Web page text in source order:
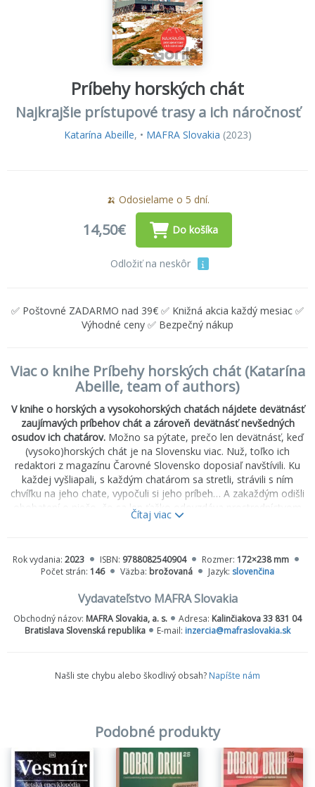
Príbehy horských chát
Najkrajšie prístupové trasy a ich náročnosť
Katarína Abeille, • MAFRA Slovakia (2023)
🍌 Odosielame o 5 dní.
14,50€ Do košíka
Odložiť na neskôr
✅ Poštovné ZADARMO nad 39€ ✅ Knižná akcia každý mesiac ✅
Výhodné ceny ✅ Bezpečný nákup
Viac o knihe Príbehy horských chát (Katarína
Abeille, team of authors)
V knihe o horských a vysokohorských chatách nájdete devätnásť
zaujímavých príbehov chát a zároveň devätnásť nevšedných
osudov ich chatárov. Možno sa pýtate, prečo len devätnásť, keď
(vysoko)horských chát je na Slovensku viac. Nuž, toľko ich
redaktori z magazínu Čarovné Slovensko doposiaľ navštívili. Ku
každej vyšliapali, s každým chatárom sa stretli, strávili s ním
chvíľku na jeho chate, vypočuli si jeho príbeh… A zakaždým odišli
obohatení o niečo, čo sa len ťažko odovzdáva prostredníctvom
obrázkov a písmeniek, ale cítili, že to jednoducho musia poslať
a na fascinujúce svitanie. Vlastne aj preto vznikla táto kniha – aby
ste pri svojich potulkách po slovenských horách neobišli tieto
pevné majáky v mori skál.
Autori: Katarína Abeille a kolektív autorov magazínu Čarovné
Slovensko
Čítaj viac
Rok vydania: 2023 ISBN: 9788082540904 Rozmer: 172×238 mm
Počet strán: 146 Väzba: brožovaná Jazyk: slovenčina
Vydavateľstvo MAFRA Slovakia
Obchodný názov: MAFRA Slovakia, a. s. Adresa: Kalinčiakova 33 831 04
Bratislava Slovenská republika
E-mail: inzercia@mafraslovakia.sk
Našli ste chybu alebo škodlivý obsah? Napíšte nám
Podobné produkty